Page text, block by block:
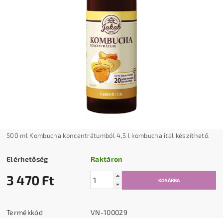
500 ml Kombucha koncentrátumból 4,5 l kombucha ital készíthető.
Elérhetőség Raktáron
3 470 Ft
Termékkód VN-100029